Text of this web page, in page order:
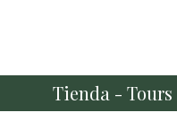
Tienda -